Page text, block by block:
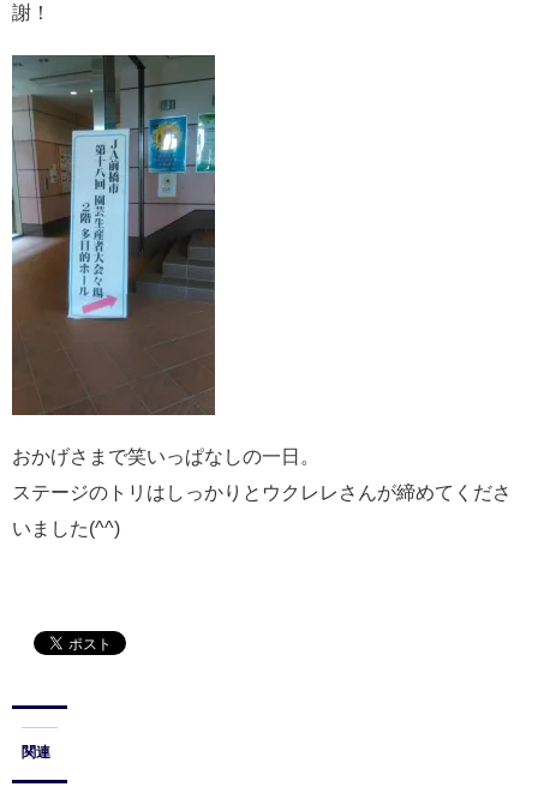
謝！
おかげさまで笑いっぱなしの一日。
ステージのトリはしっかりとウクレレさんが締めてくださ
いました(^^)
関連